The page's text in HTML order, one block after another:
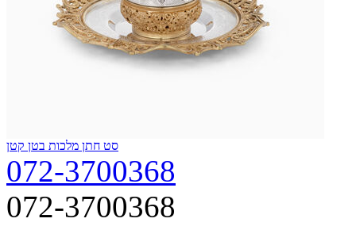
סט חתן מלכות בטן קטן
072-3700368
072-3700368